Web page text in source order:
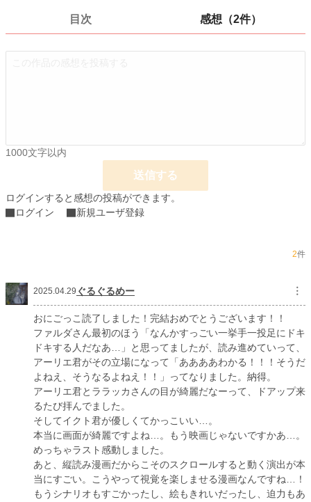
1,155 位 / 1,155 件
14 pt (1,877 位)
年間ポイント 329 pt (2,253 位)
目次 感想（2件）
1000文字以内
送信する
ログインすると感想の投稿ができます。
ログイン
新規ユーザ登録
2件
2025.04.29 ぐるぐるめー ︙
おにごっこ読了しました！完結おめでとうございます！！
ファルダさん最初のほう「なんかすっごい一挙手一投足にドキ
ドキする人だなあ…」と思ってましたが、読み進めていって、
アーリエ君がその立場になって「ああああわかる！！！そうだ
よねえ、そうなるよねえ！！」ってなりました。納得。
アーリエ君とララッカさんの目が綺麗だなーって、ドアップ来
るたび拝んでました。
そしてイクト君が優しくてかっこいい…。
本当に画面が綺麗ですよね…。もう映画じゃないですかあ…。
めっちゃラスト感動しました。
あと、縦読み漫画だからこそのスクロールすると動く演出が本
当にすごい。こうやって視覚を楽しませる漫画なんですね…！
もうシナリオもすごかったし、絵もきれいだったし、迫力もあ